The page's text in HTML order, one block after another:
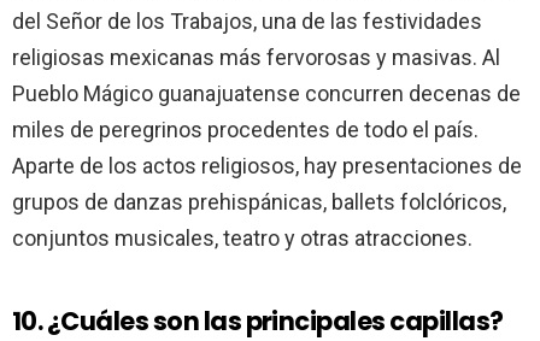
del Señor de los Trabajos, una de las festividades
religiosas mexicanas más fervorosas y masivas. Al
Pueblo Mágico guanajuatense concurren decenas de
miles de peregrinos procedentes de todo el país.
Aparte de los actos religiosos, hay presentaciones de
grupos de danzas prehispánicas, ballets folclóricos,
conjuntos musicales, teatro y otras atracciones.
10. ¿Cuáles son las principales capillas?